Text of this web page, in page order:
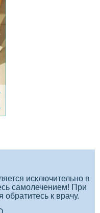
исключительно в
самолечением! При
к врачу.